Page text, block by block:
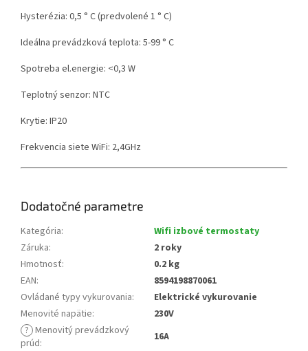
Hysterézia: 0,5 ° C (predvolené 1 ° C)
Ideálna prevádzková teplota: 5-99 ° C
Spotreba el.energie: <0,3 W
Teplotný senzor: NTC
Krytie: IP20
Frekvencia siete WiFi: 2,4GHz
Dodatočné parametre
Kategória:
Wifi izbové termostaty
Záruka:
2 roky
Hmotnosť:
0.2 kg
EAN:
8594198870061
Ovládané typy vykurovania:
Elektrické vykurovanie
Menovité napätie:
230V
? Menovitý prevádzkový
prúd:
16A